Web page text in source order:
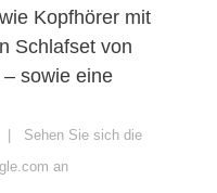
Kopfhörer mit
Schlafset von
sowie eine
| Sehen Sie sich die
an